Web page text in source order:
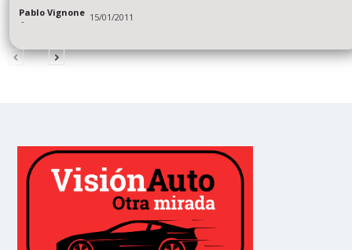
Pablo Vignone
- 15/01/2011